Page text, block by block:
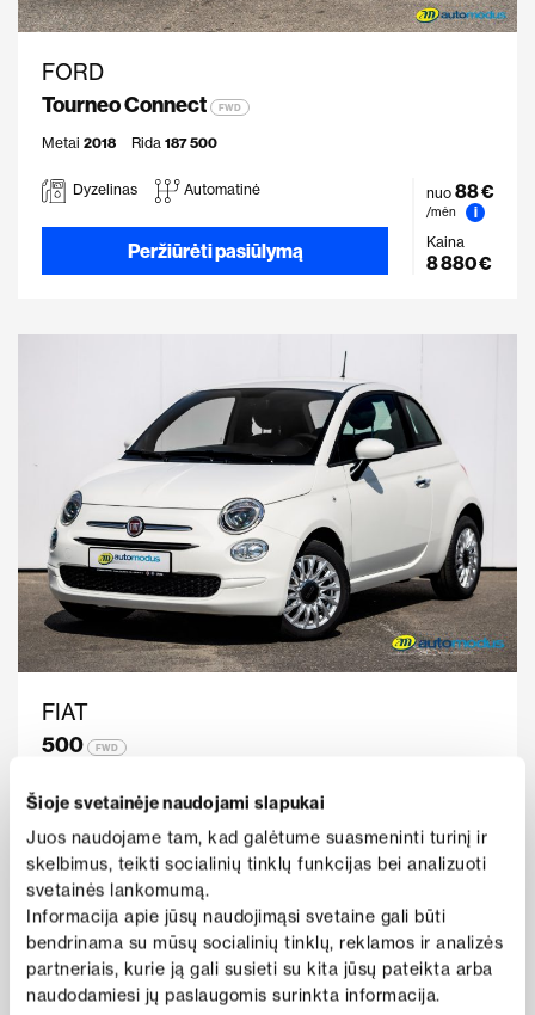
Šioje svetainėje naudojami slapukai
Juos naudojame tam, kad galėtume suasmeninti turinį ir
skelbimus, teikti socialinių tinklų funkcijas bei analizuoti
svetainės lankomumą.
Informacija apie jūsų naudojimąsi svetaine gali būti
bendrinama su mūsų socialinių tinklų, reklamos ir analizės
partneriais, kurie ją gali susieti su kita jūsų pateikta arba
naudodamiesi jų paslaugomis surinkta informacija.
FORD
Tourneo Connect
FWD
Metai 2018 Rida 187 500
Dyzelinas Automatinė
Peržiūrėti pasiūlymą
nuo 88 €
/mėn
i
Kaina
8 880 €
FIAT
500
FWD
Benzinas Mechaninė
Peržiūrėti pasiūlymą
nuo138 €
i
13 950 €